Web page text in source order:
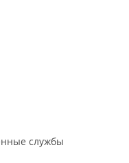
службы